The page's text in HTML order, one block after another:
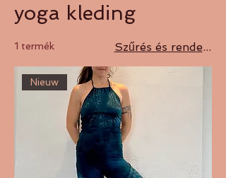
yoga kleding
1 termék Szűrés és rendezés
Nieuw